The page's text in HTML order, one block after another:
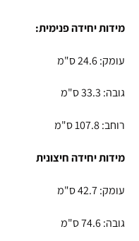
מידות יחידה פנימית:
עומק: 24.6 ס"מ
גובה: 33.3 ס"מ
רוחב: 107.8 ס"מ
מידות יחידה חיצונית
עומק: 42.7 ס"מ
גובה: 74.6 ס"מ